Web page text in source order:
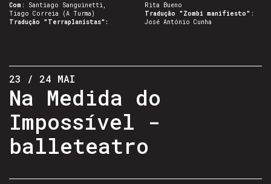
Com : Santiago Sanguinetti,
Tiago Correia (A Turma)
Tradução "Terraplanistas" :
Rita Bueno
Tradução "Zombi manifiesto" :
José António Cunha
23 / 24 MAI
Na Medida do
Impossível -
balleteatro